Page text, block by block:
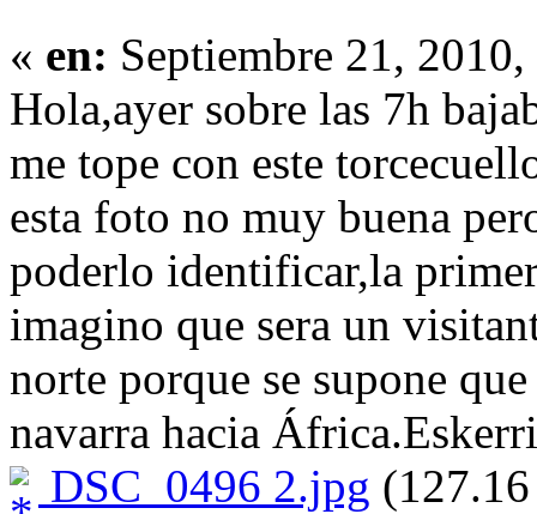
« en: Septiembre 21,
Hola,ayer sobre las 7h
me tope con este
esta foto no muy buena
poderlo identificar,la
imagino que sera un
norte porque se supone
navarra hacia
DSC_0496 2.jpg